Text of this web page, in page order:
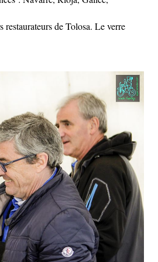
restaurateurs de Tolosa. Le verre